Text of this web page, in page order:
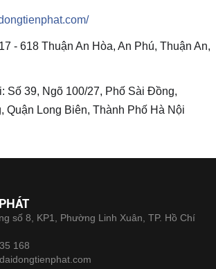
- 618 Thuận An Hòa, An Phú, Thuận An,
Số 39, Ngõ 100/27, Phố Sài Đồng,
Quận Long Biên, Thành Phố Hà Nội
số 8, KP1, Phường Linh Xuân, TP. Hồ Chí
168